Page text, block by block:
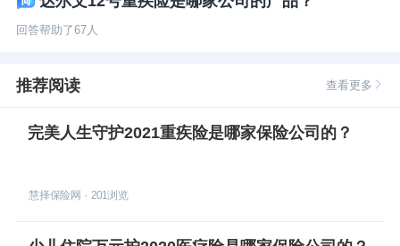
回答帮助了67人
推荐阅读 查看更多
完美人生守护2021重疾险是哪家保险公司的？
慧择保险网 · 201浏览